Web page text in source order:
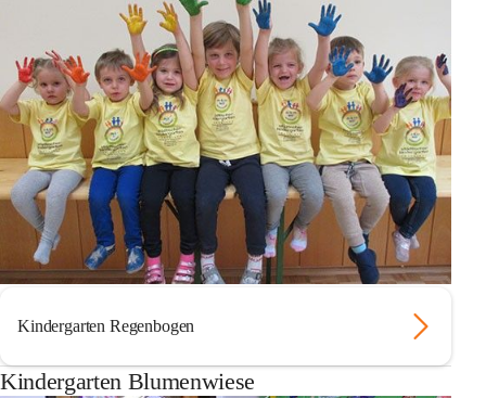
Kindergarten Regenbogen
Kindergarten Blumenwiese